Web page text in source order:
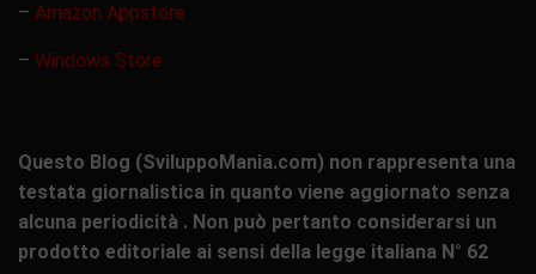
– Amazon Appstore
– Windows Store
Questo Blog (SviluppoMania.com) non rappresenta una
testata giornalistica in quanto viene aggiornato senza
alcuna periodicità . Non può pertanto considerarsi un
prodotto editoriale ai sensi della legge italiana N° 62